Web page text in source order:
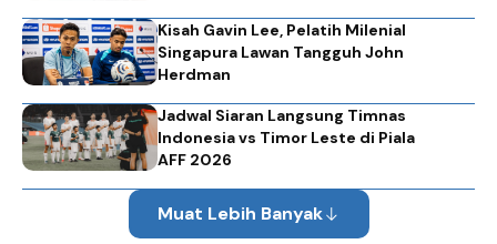
Kisah Gavin Lee, Pelatih Milenial
Singapura Lawan Tangguh John
Herdman
Jadwal Siaran Langsung Timnas
Indonesia vs Timor Leste di Piala
AFF 2026
Muat Lebih Banyak